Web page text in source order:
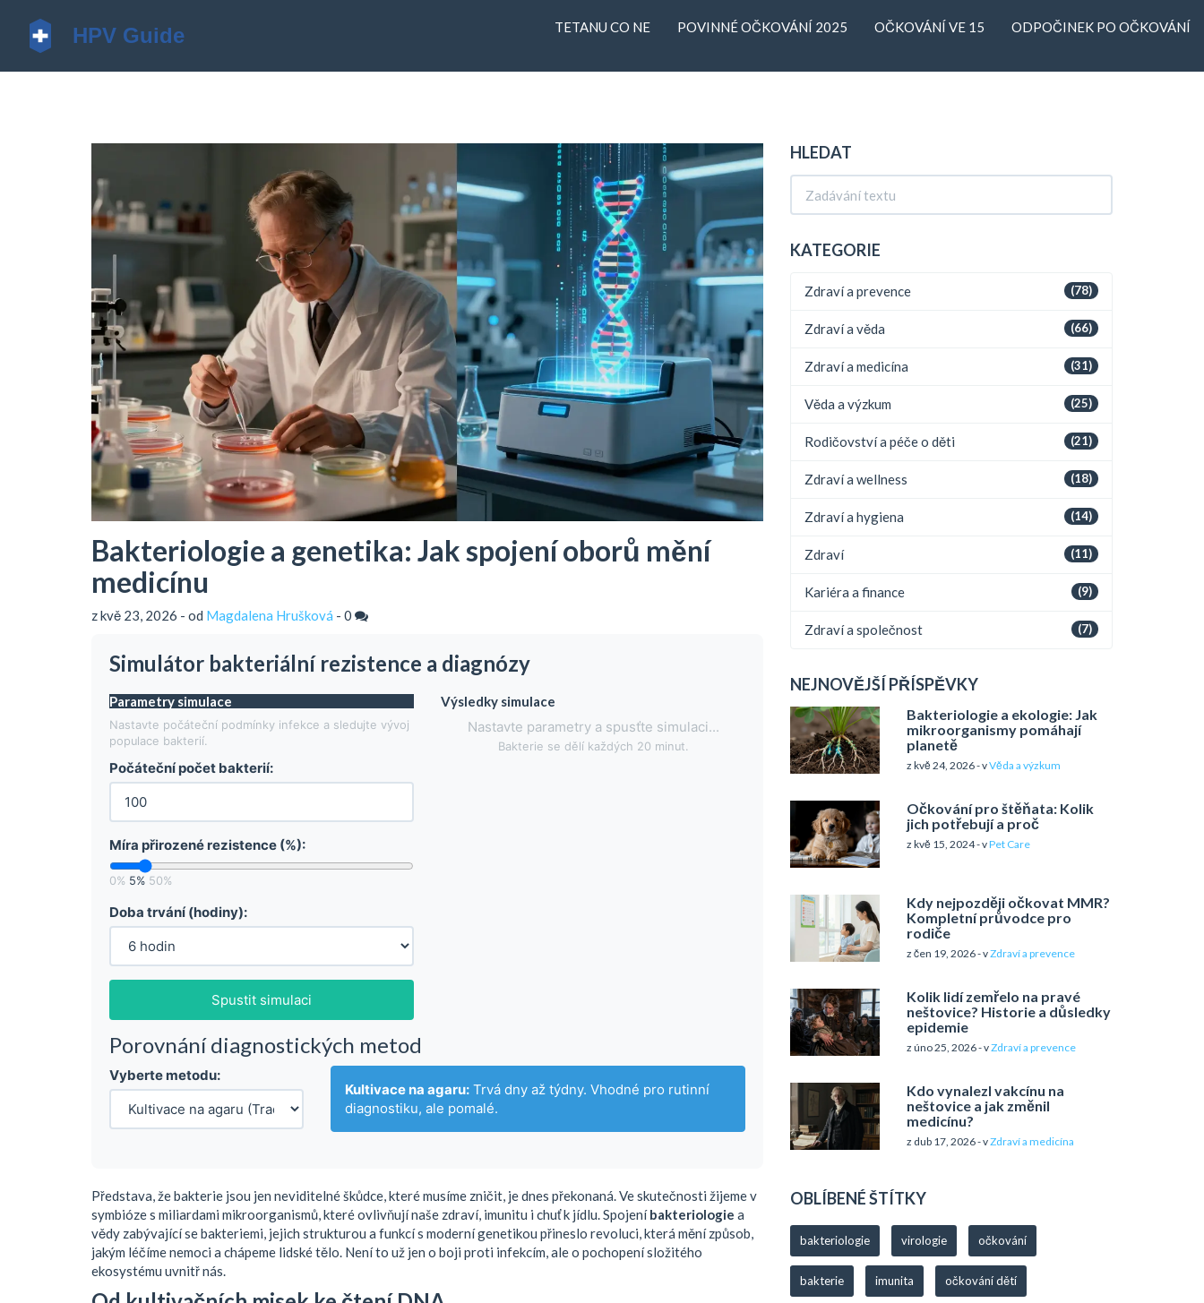
TETANU CO NE POVINNÉ OČKOVÁNÍ 2025 OČKOVÁNÍ VE 15 ODPOČINEK PO OČKOVÁNÍ
Bakteriologie a genetika: Jak spojení oborů mění
medicínu
z kvě 23, 2026 - od Magdalena Hrušková - 0
Simulátor bakteriální rezistence a diagnózy
Parametry simulace
Nastavte počáteční podmínky infekce a sledujte vývoj
populace bakterií.
Počáteční počet bakterií:
Míra přirozené rezistence (%):
0% 5% 50%
Doba trvání (hodiny):
Spustit simulaci
Výsledky simulace
Nastavte parametry a spusťte simulaci...
Bakterie se dělí každých 20 minut.
Porovnání diagnostických metod
Vyberte metodu:
Kultivace na agaru:Trvá dny až týdny. Vhodné pro rutinní
diagnostiku, ale pomalé.
Představa, že bakterie jsou jen neviditelné škůdce, které musíme zničit, je dnes překonaná. Ve skutečnosti žijeme v
symbióze s miliardami mikroorganismů, které ovlivňují naše zdraví, imunitu i chuť k jídlu. Spojeníbakteriologie a
vědy zabývající se bakteriemi, jejich strukturou a funkcís moderní genetikou přineslo revoluci, která mění způsob,
jakým léčíme nemoci a chápeme lidské tělo. Není to už jen o boji proti infekcím, ale o pochopení složitého
ekosystému uvnitř nás.
HLEDAT
KATEGORIE
(78)
Zdraví a prevence
(66)
Zdraví a věda
(31)
Zdraví a medicína
(25)
Věda a výzkum
(21)
Rodičovství a péče o děti
(18)
Zdraví a wellness
(14)
Zdraví a hygiena
(11)
Zdraví
(9)
Kariéra a finance
(7)
Zdraví a společnost
NEJNOVĚJŠÍ PŘÍSPĚVKY
Bakteriologie a ekologie: Jak
mikroorganismy pomáhají
planetě
z kvě 24, 2026 - vVěda a výzkum
Očkování pro štěňata: Kolik
jich potřebují a proč
z kvě 15, 2024 - vPet Care
Kdy nejpozději očkovat MMR?
Kompletní průvodce pro
rodiče
z čen 19, 2026 - vZdraví a prevence
Kolik lidí zemřelo na pravé
neštovice? Historie a důsledky
epidemie
z úno 25, 2026 - vZdraví a prevence
Kdo vynalezl vakcínu na
neštovice a jak změnil
medicínu?
z dub 17, 2026 - vZdraví a medicína
OBLÍBENÉ ŠTÍTKY
bakteriologie virologie očkování
bakterie imunita očkování dětí